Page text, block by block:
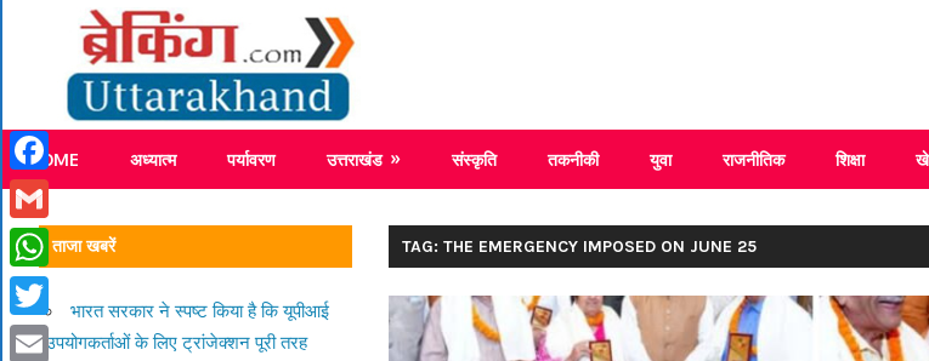
content
Breaking News Uttarakhand
HOME अध्यात्म पर्यावरण उत्तराखंड संस्कृति तकनीकी युवा राजनीतिक शिक्षा
TAG: THE EMERGENCY IMPOSED ON JUNE 25
ताजा खबरें
भारत सरकार ने स्पष्ट किया है कि यूपीआई
उपयोगकर्ताओं के लिए ट्रांजेक्शन पूरी तरह
Facebook
Gmail
WhatsApp
Twitter